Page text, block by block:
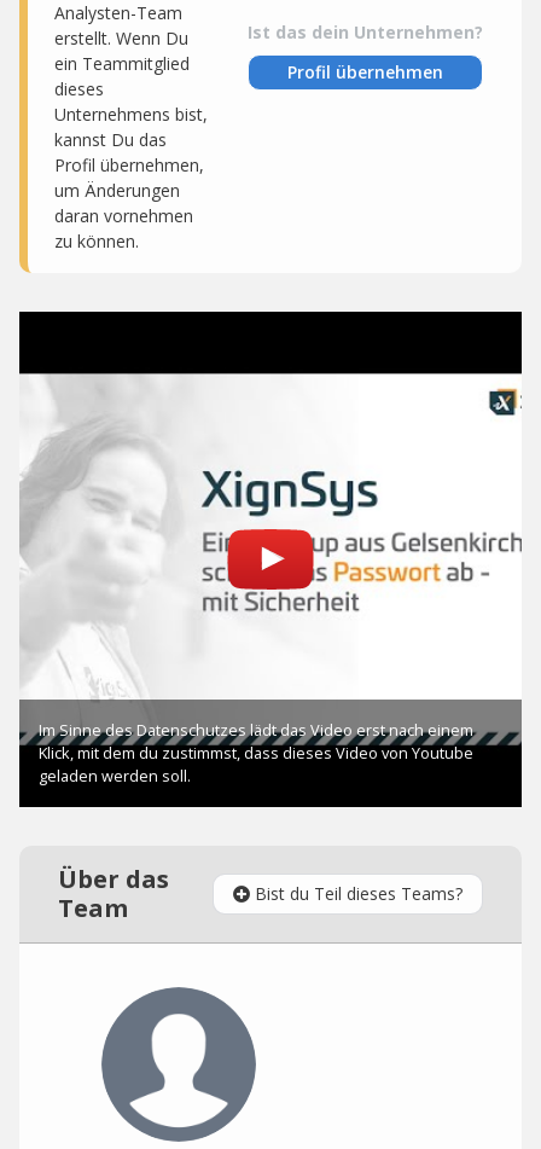
Analysten-Team
erstellt. Wenn Du
ein Teammitglied
dieses
Unternehmens bist,
kannst Du das
Profil übernehmen,
um Änderungen
daran vornehmen
zu können.
Ist das dein Unternehmen?
Profil übernehmen
Über das
Team
Bist du Teil dieses Teams?